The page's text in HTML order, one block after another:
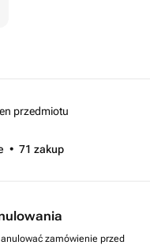
przedmiotu
• 71 zakup
zamówienie przed